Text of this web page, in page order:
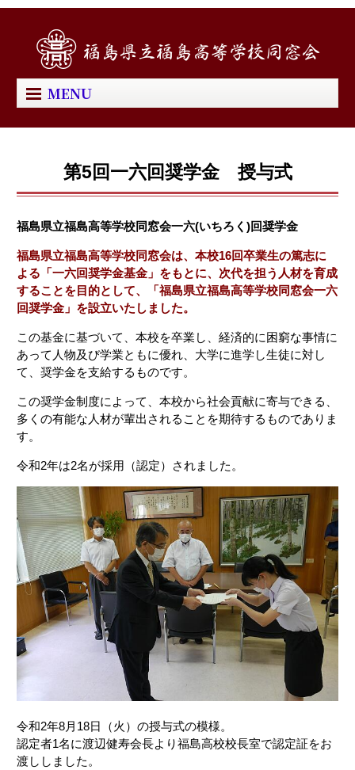
MENU
第5回一六回奨学金 授与式
福島県立福島高等学校同窓会一六(いちろく)回奨学金
福島県立福島高等学校同窓会は、本校16回卒業生の篤志に
よる「一六回奨学金基金」をもとに、次代を担う人材を育成
することを目的として、「福島県立福島高等学校同窓会一六
回奨学金」を設立いたしました。
この基金に基づいて、本校を卒業し、経済的に困窮な事情に
あって人物及び学業ともに優れ、大学に進学し生徒に対し
て、奨学金を支給するものです。
この奨学金制度によって、本校から社会貢献に寄与できる、
多くの有能な人材が輩出されることを期待するものでありま
す。
令和2年は2名が採用（認定）されました。
令和2年8月18日（火）の授与式の模様。
認定者1名に渡辺健寿会長より福島高校校長室で認定証をお
渡ししました。